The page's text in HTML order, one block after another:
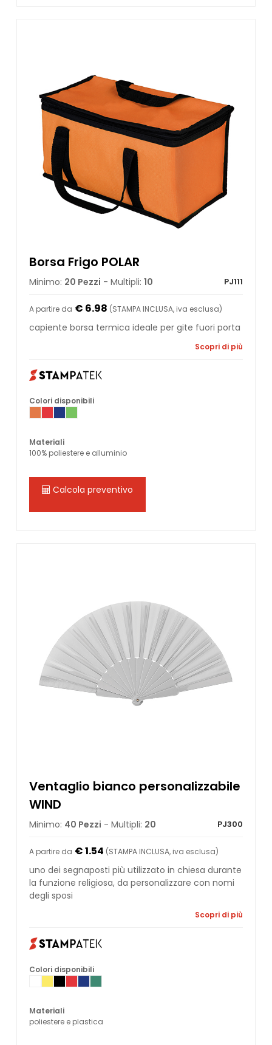
Borsa Frigo POLAR
Minimo: 20 Pezzi - Multipli: 10 PJ111
A partire da € 6.98 (STAMPA INCLUSA, iva esclusa)
capiente borsa termica ideale per gite fuori porta
Scopri di più
Colori disponibili
Materiali
100% poliestere e alluminio
Calcola preventivo
Ventaglio bianco personalizzabile
WIND
Minimo: 40 Pezzi - Multipli: 20 PJ300
A partire da € 1.54 (STAMPA INCLUSA, iva esclusa)
uno dei segnaposti più utilizzato in chiesa durante
la funzione religiosa, da personalizzare con nomi
degli sposi
Scopri di più
Colori disponibili
Materiali
poliestere e plastica